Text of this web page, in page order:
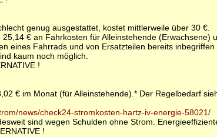
genug ausgestattet, kostet mittlerweile über 30 €.
€ an Fahrkosten für Alleinstehende
eines Fahrrads und von Ersatzteilen bereits
kaum noch möglich.
!
€ im Monat (für Alleinstehende).* Der Regelbedarf
news/check24-stromkosten-hartz-iv-energie-58021/
sind wegen Schulden ohne Strom.
!